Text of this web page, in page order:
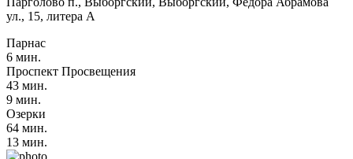
ул., 15, литера А
Парнас
6 мин.
Проспект Просвещения
43 мин.
9 мин.
Озерки
64 мин.
13 мин.